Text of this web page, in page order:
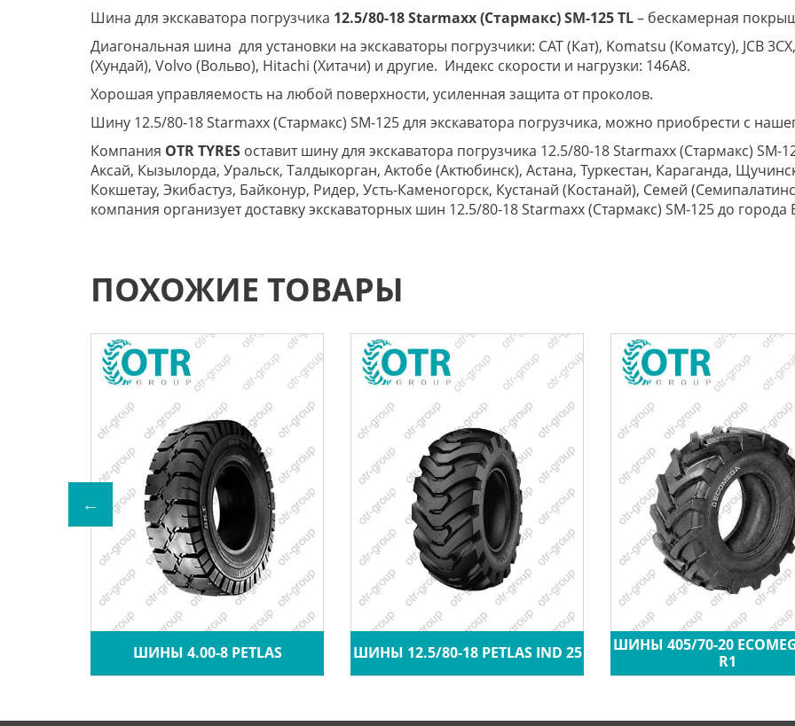
Шина для экскаватора погрузчика 12.5/80-18 Starmaxx (Стармакс) SM-125 TL– бескамерная
Диагональная шина для установки на экскаваторы погрузчики: CAT (Кат), Komatsu (Коматсу), JCB
(Хундай), Volvo (Вольво), Hitachi (Хитачи) и другие. Индекс скорости и нагрузки: 146A8.
Хорошая управляемость на любой поверхности, усиленная защита от проколов.
Шину 12.5/80-18 Starmaxx (Стармакс) SM-125 для экскаватора погрузчика, можно приобрести с
Компания OTR TYRES оставит шину для экскаватора погрузчика 12.5/80-18 Starmaxx (Стармакс)
Аксай, Кызылорда, Уральск, Талдыкорган, Актобе (Актюбинск), Астана, Туркестан, Караганда,
Кокшетау, Экибастуз, Байконур, Ридер, Усть-Каменогорск, Кустанай (Костанай), Семей
компания организует доставку экскаваторных шин 12.5/80-18 Starmaxx (Стармакс) SM-125 до города
ПОХОЖИЕ ТОВАРЫ
ШИНЫ 4.00-8 PETLAS ШИНЫ 12.5/80-18 PETLAS IND 25
ШИНЫ 405/70-20
R1